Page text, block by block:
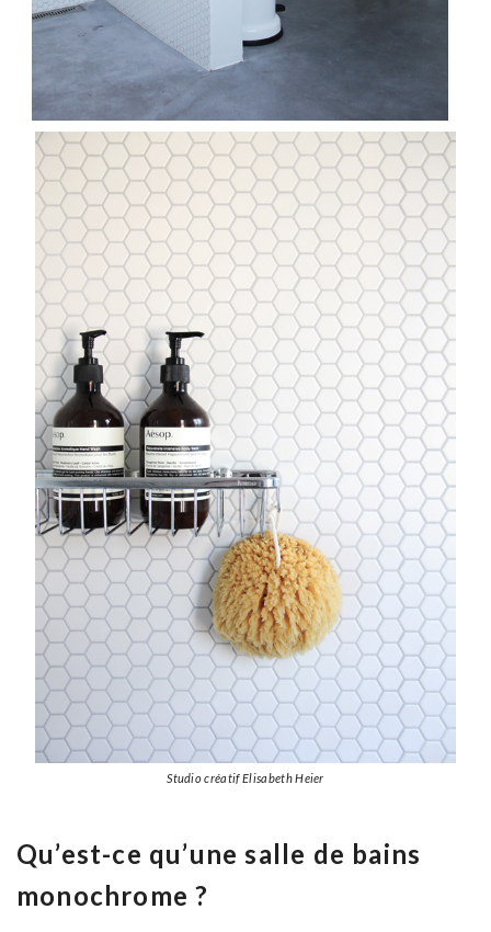
Studio créatif Elisabeth Heier
Qu’est-ce qu’une salle de bains
monochrome ?